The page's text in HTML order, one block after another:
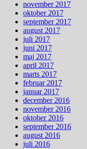
november 2017
oktober 2017
september 2017
august 2017
juli 2017
juni 2017
maj 2017
april 2017
marts 2017
februar 2017
januar 2017
december 2016
november 2016
oktober 2016
september 2016
august 2016
juli 2016